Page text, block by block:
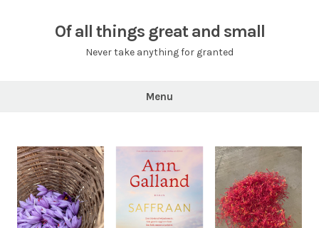
Of all things great and small
Never take anything for granted
Menu